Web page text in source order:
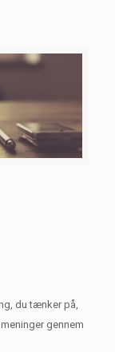
du tænker på,
gennem